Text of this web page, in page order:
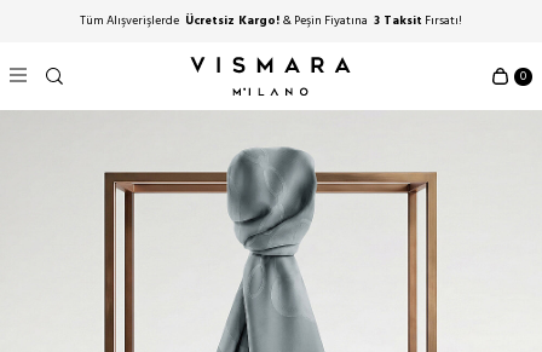
Tüm Alışverişlerde Ücretsiz Kargo!& Peşin Fiyatına 3 Taksit Fırsatı!
0